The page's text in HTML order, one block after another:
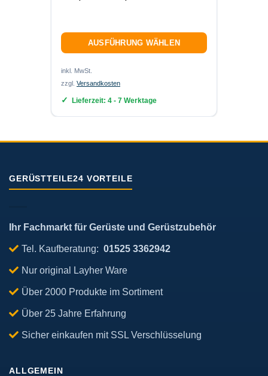
AUSFÜHRUNG WÄHLEN
inkl. MwSt.
zzgl. Versandkosten
Lieferzeit: 4 - 7 Werktage
GERÜSTTEILE24 VORTEILE
Ihr Fachmarkt für Gerüste und Gerüstzubehör
Tel. Kaufberatung: 01525 3362942
Nur original Layher Ware
Über 2000 Produkte im Sortiment
Über 25 Jahre Erfahrung
Sicher einkaufen mit SSL Verschlüsselung
ALLGEMEIN